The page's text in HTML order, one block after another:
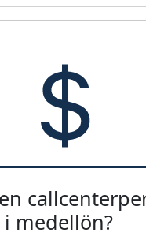
medellön?